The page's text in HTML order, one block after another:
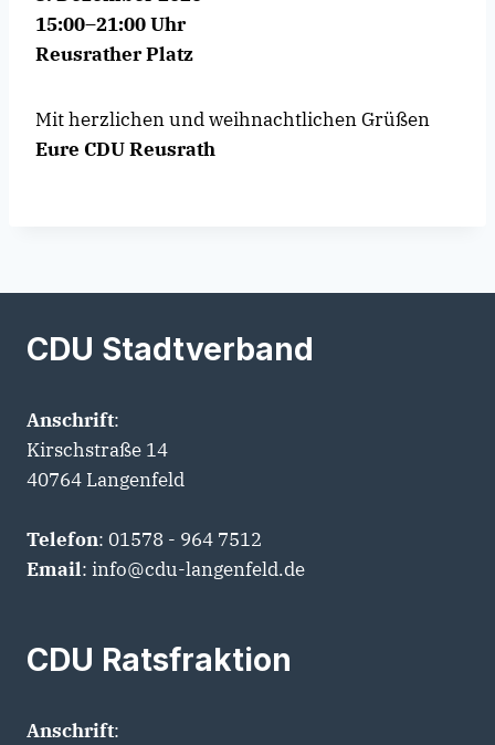
15:00–21:00 Uhr
Reusrather Platz
Mit herzlichen und weihnachtlichen Grüßen
Eure CDU Reusrath
CDU Stadtverband
Anschrift:
Kirschstraße 14
40764 Langenfeld
Telefon: 01578 - 964 7512
Email: info@cdu-langenfeld.de
CDU Ratsfraktion
Anschrift: